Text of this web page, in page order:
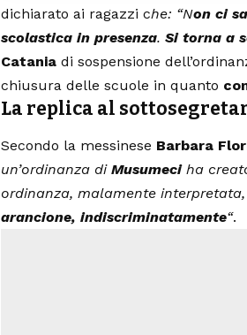
dichiarato ai ragazzi che: “Non ci
scolastica in presenza. Si torna a
Catania di sospensione
chiusura delle scuole in quanto
La replica al
Secondo la messinese Barbara
un’ordinanza di Musumeciha
ordinanza, malamente
arancione, indiscriminatamente“.